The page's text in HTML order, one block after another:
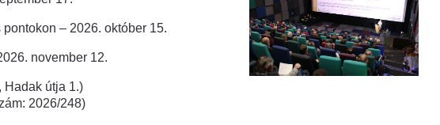
– 2026. október 15.
november 12.
Hadak útja 1.)
2026/248)